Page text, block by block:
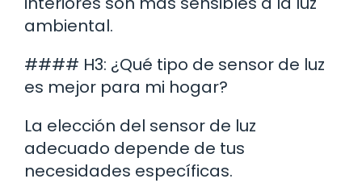
ambiental.
#### H3: ¿Qué tipo de sensor de luz
es mejor para mi hogar?
La elección del sensor de luz
adecuado depende de tus
necesidades específicas.